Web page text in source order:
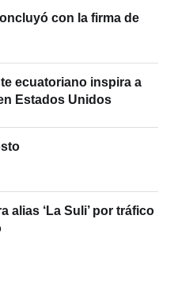
con la firma de
ecuatoriano inspira a
Estados Unidos
alias ‘La Suli’ por tráfico